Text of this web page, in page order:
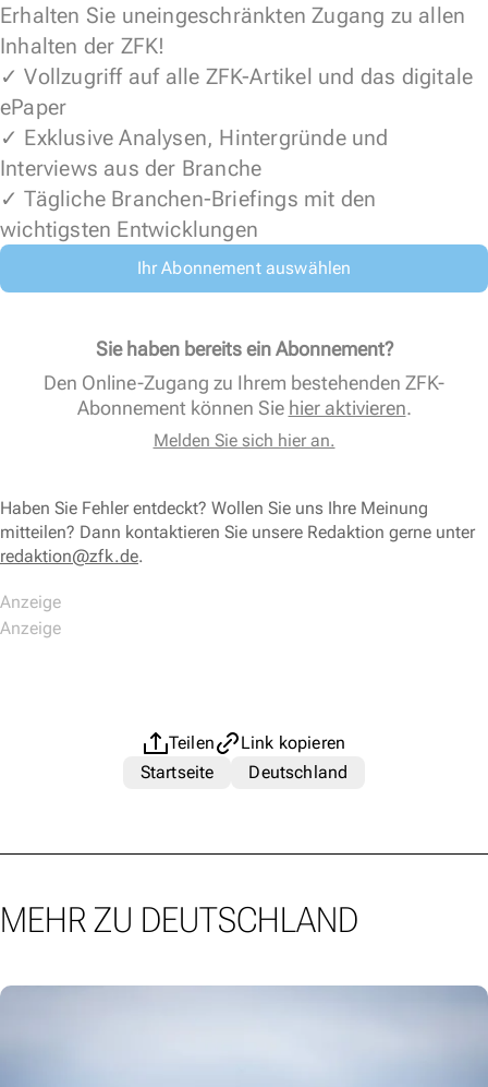
Erhalten Sie uneingeschränkten Zugang zu allen
Inhalten der ZFK!
✓ Vollzugriff auf alle ZFK-Artikel und das digitale
ePaper
✓ Exklusive Analysen, Hintergründe und
Interviews aus der Branche
✓ Tägliche Branchen-Briefings mit den
wichtigsten Entwicklungen
Ihr Abonnement auswählen
Sie haben bereits ein Abonnement?
Den Online-Zugang zu Ihrem bestehenden ZFK-
Abonnement können Sie hier aktivieren.
Melden Sie sich hier an.
Haben Sie Fehler entdeckt? Wollen Sie uns Ihre Meinung
mitteilen? Dann kontaktieren Sie unsere Redaktion gerne unter
redaktion@zfk.de.
Teilen
Link kopieren
Startseite
Deutschland
MEHR ZU DEUTSCHLAND